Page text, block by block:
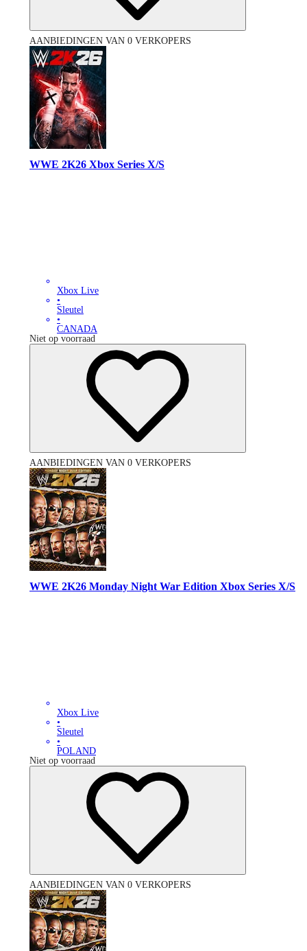
AANBIEDINGEN VAN 0 VERKOPERS
WWE 2K26 Xbox Series X/S
Xbox Live
•
Sleutel
•
CANADA
Niet op voorraad
AANBIEDINGEN VAN 0 VERKOPERS
WWE 2K26 Monday Night War Edition Xbox Series X/S
Xbox Live
•
Sleutel
•
POLAND
Niet op voorraad
AANBIEDINGEN VAN 0 VERKOPERS